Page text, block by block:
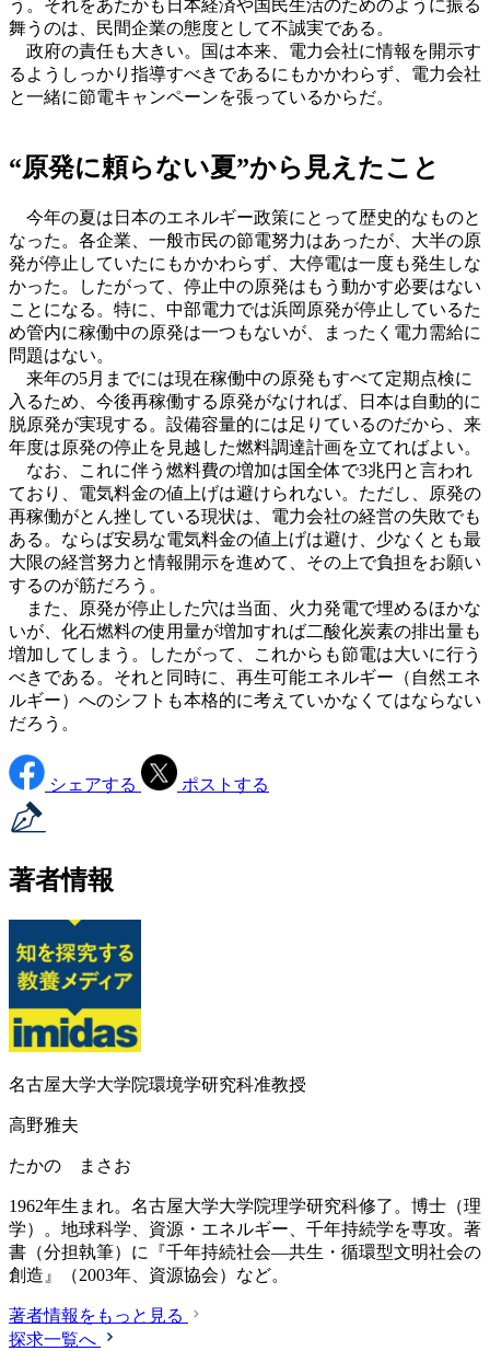
う。それをあたかも日本経済や国民生活のためのように振る
舞うのは、民間企業の態度として不誠実である。
政府の責任も大きい。国は本来、電力会社に情報を開示す
るようしっかり指導すべきであるにもかかわらず、電力会社
と一緒に節電キャンペーンを張っているからだ。
“原発に頼らない夏”から見えたこと
今年の夏は日本のエネルギー政策にとって歴史的なものと
なった。各企業、一般市民の節電努力はあったが、大半の原
発が停止していたにもかかわらず、大停電は一度も発生しな
かった。したがって、停止中の原発はもう動かす必要はない
ことになる。特に、中部電力では浜岡原発が停止しているた
め管内に稼働中の原発は一つもないが、まったく電力需給に
問題はない。
来年の5月までには現在稼働中の原発もすべて定期点検に
入るため、今後再稼働する原発がなければ、日本は自動的に
脱原発が実現する。設備容量的には足りているのだから、来
年度は原発の停止を見越した燃料調達計画を立てればよい。
なお、これに伴う燃料費の増加は国全体で3兆円と言われ
ており、電気料金の値上げは避けられない。ただし、原発の
再稼働がとん挫している現状は、電力会社の経営の失敗でも
ある。ならば安易な電気料金の値上げは避け、少なくとも最
大限の経営努力と情報開示を進めて、その上で負担をお願い
するのが筋だろう。
また、原発が停止した穴は当面、火力発電で埋めるほかな
いが、化石燃料の使用量が増加すれば二酸化炭素の排出量も
増加してしまう。したがって、これからも節電は大いに行う
べきである。それと同時に、再生可能エネルギー（自然エネ
ルギー）へのシフトも本格的に考えていかなくてはならない
だろう。
シェアする ポストする
著者情報
名古屋大学大学院環境学研究科准教授
高野雅夫
たかの まさお
1962年生まれ。名古屋大学大学院理学研究科修了。博士（理
学）。地球科学、資源・エネルギー、千年持続学を専攻。著
書（分担執筆）に『千年持続社会―共生・循環型文明社会の
創造』（2003年、資源協会）など。
著者情報をもっと見る
探求一覧へ